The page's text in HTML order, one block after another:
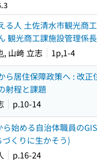
る人 土佐清水市観光商
観光商工課施設管理係
, 山﨑 立志
1p,1-4
ら居住保障政策へ : 改正
射程と課題
p.10-14
ら始める自治体職員の
づくりに生かそう)
p.16-24